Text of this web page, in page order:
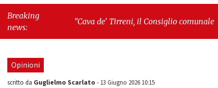
Breaking
news:
"Cava de' Tirreni, il Consiglio comunale
Opinioni
scritto da Guglielmo Scarlato - 13 Giugno 2026 10:15